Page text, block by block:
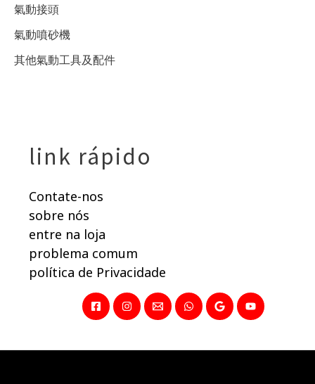
氣動接頭
氣動噴砂機
其他氣動工具及配件
link rápido
Contate-nos
sobre nós
entre na loja
problema comum
política de Privacidade